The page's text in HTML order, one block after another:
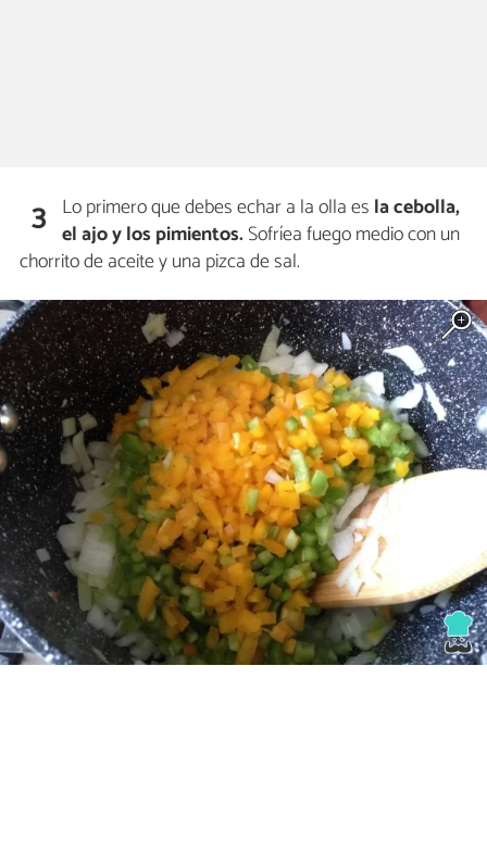
3 Lo primero que debes echar a la olla es la cebolla,
el ajo y los pimientos.Sofríea fuego medio con un
chorrito de aceite y una pizca de sal.